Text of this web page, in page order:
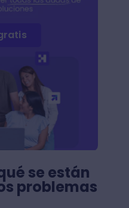
se están
problemas